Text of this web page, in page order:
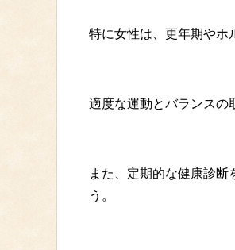
特に女性は、更年期やホ
適度な運動とバランスの
また、定期的な健康診断
う。